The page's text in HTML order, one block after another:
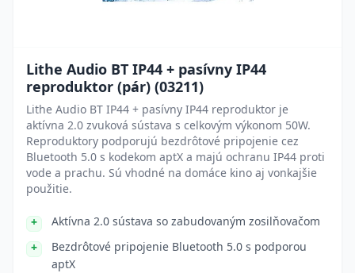
Lithe Audio BT IP44 + pasívny IP44
reproduktor (pár) (03211)
Lithe Audio BT IP44 + pasívny IP44 reproduktor je
aktívna 2.0 zvuková sústava s celkovým výkonom 50W.
Reproduktory podporujú bezdrôtové pripojenie cez
Bluetooth 5.0 s kodekom aptX a majú ochranu IP44 proti
vode a prachu. Sú vhodné na domáce kino aj vonkajšie
použitie.
Aktívna 2.0 sústava so zabudovaným zosilňovačom
Bezdrôtové pripojenie Bluetooth 5.0 s podporou
aptX